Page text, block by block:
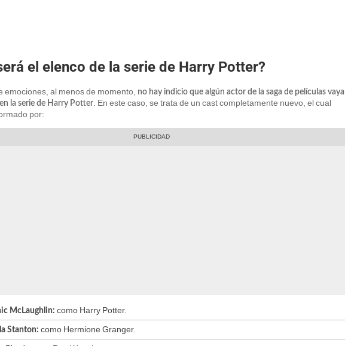
el elenco de la serie de Harry Potter?
emociones, al menos de momento, no hay indicio que algún actor de la saga de películas vaya
la serie de Harry Potter . En este caso, se trata de un cast completamente nuevo, el cual
por:
McLaughlin: como Harry Potter.
Stanton: como Hermione Granger.